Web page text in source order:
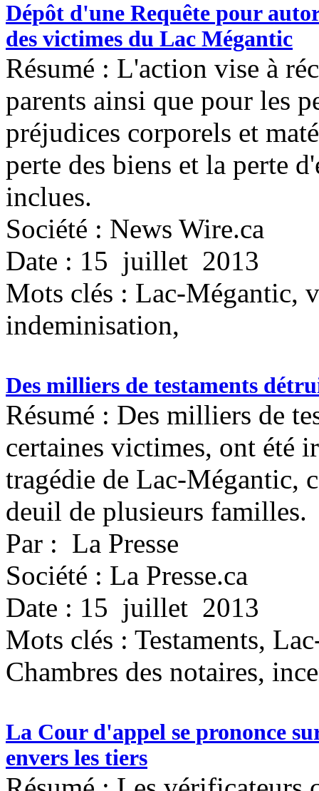
Dépôt d'une Requête pour
des victimes du Lac Mégantic
Résumé : L'action vise à
parents ainsi que pour les
préjudices corporels et
perte des biens et la perte
inclues.
Société : News Wire.ca
Date : 15 juillet 2013
Mots clés : Lac-Mégantic,
indeminisation,
Des milliers de testaments
Résumé : Des milliers de
certaines victimes, ont été
tragédie de Lac-Mégantic,
deuil de plusieurs familles.
Par : La Presse
Société : La Presse.ca
Date : 15 juillet 2013
Mots clés : Testaments,
Chambres des notaires,
La Cour d'appel se prononce
envers les tiers